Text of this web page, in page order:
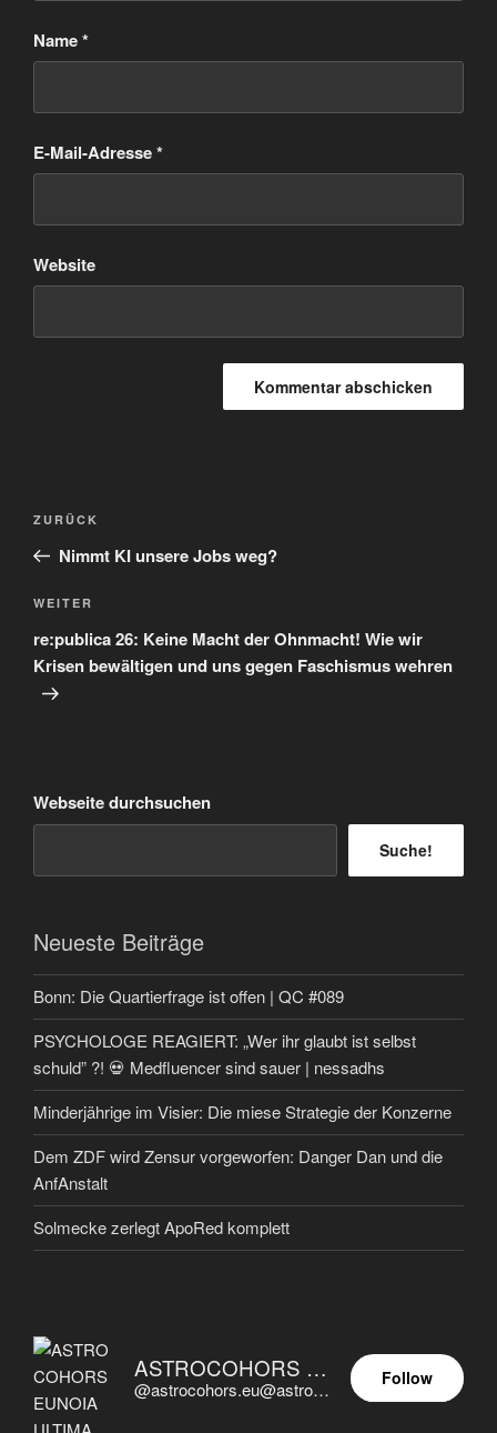
Name*
E-Mail-Adresse*
Website
Beitragsnavigation
Vorheriger
Beitrag
ZURÜCK
Nimmt KI unsere Jobs weg?
Nächster
Beitrag
WEITER
re:publica 26: Keine Macht der Ohnmacht! Wie wir
Krisen bewältigen und uns gegen Faschismus wehren
Webseite durchsuchen
Suche!
Neueste Beiträge
Bonn: Die Quartierfrage ist offen | QC #089
PSYCHOLOGE REAGIERT: „Wer ihr glaubt ist selbst
schuld” ?! 💀 Medfluencer sind sauer | nessadhs
Minderjährige im Visier: Die miese Strategie der Konzerne
Dem ZDF wird Zensur vorgeworfen: Danger Dan und die
AnfAnstalt
Solmecke zerlegt ApoRed komplett
ASTROCOHORS EUNOIA ULTIMA
@astrocohors.eu@astrocohors.eu
Follow